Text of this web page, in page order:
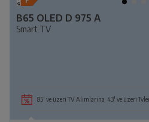
B65 OLED D 975 A
Smart TV
85' ve üzeri TV Alımlarına 43' ve üzeri